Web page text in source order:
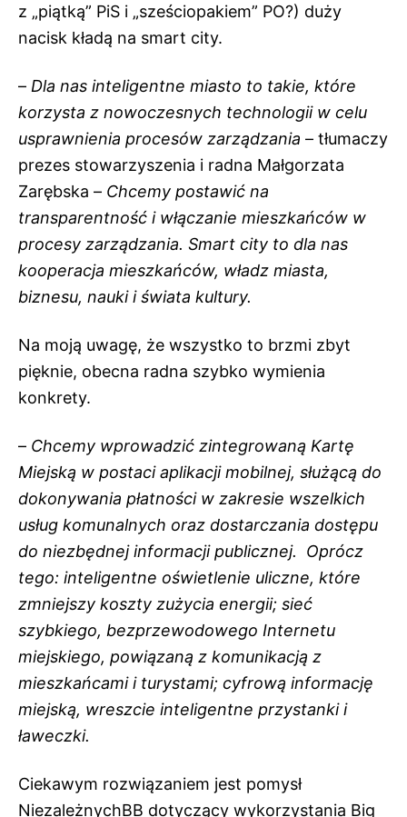
z „piątką” PiS i „sześciopakiem” PO?) duży
nacisk kładą na smart city.
– Dla nas inteligentne miasto to takie, które
korzysta z nowoczesnych technologii w celu
usprawnienia procesów zarządzania – tłumaczy
prezes stowarzyszenia i radna Małgorzata
Zarębska – Chcemy postawić na
transparentność i włączanie mieszkańców w
procesy zarządzania. Smart city to dla nas
kooperacja mieszkańców, władz miasta,
biznesu, nauki i świata kultury.
Na moją uwagę, że wszystko to brzmi zbyt
pięknie, obecna radna szybko wymienia
konkrety.
– Chcemy wprowadzić zintegrowaną Kartę
Miejską w postaci aplikacji mobilnej, służącą do
dokonywania płatności w zakresie wszelkich
usług komunalnych oraz dostarczania dostępu
do niezbędnej informacji publicznej. Oprócz
tego: inteligentne oświetlenie uliczne, które
zmniejszy koszty zużycia energii; sieć
szybkiego, bezprzewodowego Internetu
miejskiego, powiązaną z komunikacją z
mieszkańcami i turystami; cyfrową informację
miejską, wreszcie inteligentne przystanki i
ławeczki.
Ciekawym rozwiązaniem jest pomysł
NiezależnychBB dotyczący wykorzystania Big